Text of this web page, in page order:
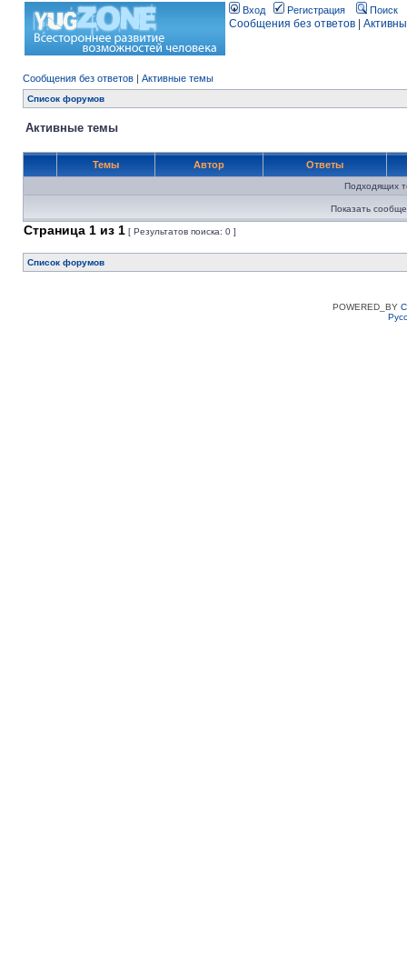
Вход Регистрация Поиск
Сообщения без ответов
Сообщения без ответов | Активные темы
Список форумов
Активные темы
Темы Автор Ответы
Подходящих
Показать
Страница 1 из 1 [ Результатов поиска: 0 ]
Список форумов
POWERED_BY